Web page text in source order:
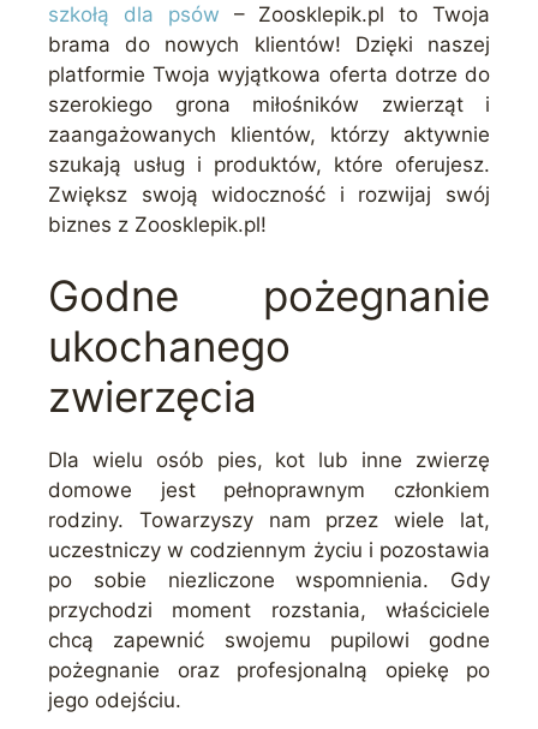
szkołą dla psów – Zoosklepik.pl to Twoja
brama do nowych klientów! Dzięki naszej
platformie Twoja wyjątkowa oferta dotrze do
szerokiego grona miłośników zwierząt i
zaangażowanych klientów, którzy aktywnie
szukają usług i produktów, które oferujesz.
Zwiększ swoją widoczność i rozwijaj swój
biznes z Zoosklepik.pl!
Godne pożegnanie
ukochanego
zwierzęcia
Dla wielu osób pies, kot lub inne zwierzę
domowe jest pełnoprawnym członkiem
rodziny. Towarzyszy nam przez wiele lat,
uczestniczy w codziennym życiu i pozostawia
po sobie niezliczone wspomnienia. Gdy
przychodzi moment rozstania, właściciele
chcą zapewnić swojemu pupilowi godne
pożegnanie oraz profesjonalną opiekę po
jego odejściu.